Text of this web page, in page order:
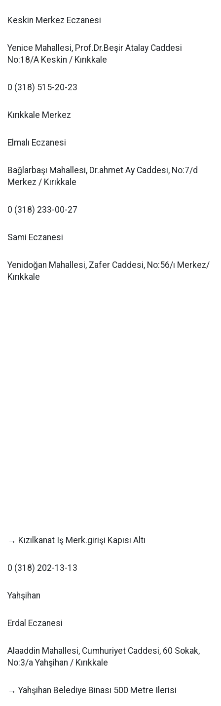
Keskin Merkez Eczanesi
Yenice Mahallesi, Prof.Dr.Beşir Atalay Caddesi
No:18/A Keskin / Kırıkkale
0 (318) 515-20-23
Kırıkkale Merkez
Elmalı Eczanesi
Bağlarbaşı Mahallesi, Dr.ahmet Ay Caddesi, No:7/d
Merkez / Kırıkkale
0 (318) 233-00-27
Sami Eczanesi
Yenidoğan Mahallesi, Zafer Caddesi, No:56/ı Merkez/
Kırıkkale
→ Kızılkanat Iş Merk.girişi Kapısı Altı
0 (318) 202-13-13
Yahşihan
Erdal Eczanesi
Alaaddin Mahallesi, Cumhuriyet Caddesi, 60 Sokak,
No:3/a Yahşihan / Kırıkkale
→ Yahşihan Belediye Binası 500 Metre Ilerisi